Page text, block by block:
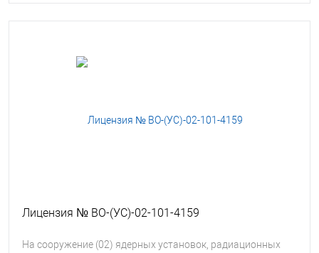
Лицензия № ВО-(УС)-02-101-4159
На сооружение (02) ядерных установок, радиационных